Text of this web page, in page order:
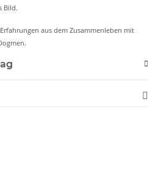
Bild.
aus dem Zusammenleben mit